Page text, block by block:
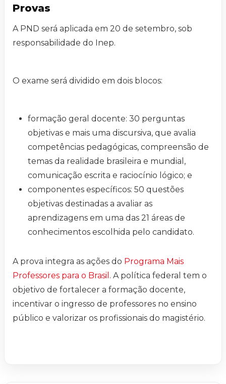
Provas
A PND será aplicada em 20 de setembro, sob
responsabilidade do Inep.
O exame será dividido em dois blocos:
formação geral docente: 30 perguntas
objetivas e mais uma discursiva, que avalia
competências pedagógicas, compreensão de
temas da realidade brasileira e mundial,
comunicação escrita e raciocínio lógico; e
componentes específicos: 50 questões
objetivas destinadas a avaliar as
aprendizagens em uma das 21 áreas de
conhecimentos escolhida pelo candidato.
A prova integra as ações do Programa Mais
Professores para o Brasil . A política federal tem o
objetivo de fortalecer a formação docente,
incentivar o ingresso de professores no ensino
público e valorizar os profissionais do magistério.